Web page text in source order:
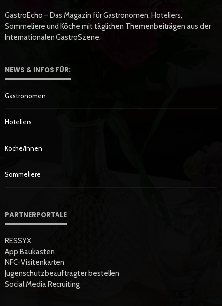
GastroEcho – Das Magazin für Gastronomen, Hoteliers,
Sommeliere und Köche mit täglichen Themenbeiträgen aus der
Internationalen GastroSzene.
NEWS & INFOS FÜR:
Gastronomen
Hoteliers
Köche/innen
Sommeliere
PARTNERPORTALE
RESSYX
App Baukasten
NFC-Visitenkarten
Jugenschutzbeauftragter bestellen
Social Media Recruiting